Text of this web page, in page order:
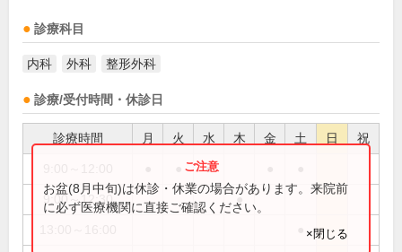
診療科目
内科 外科 整形外科
診療/受付時間・休診日
診療時間 月 火 水 木 金 土 日 祝
●
9:00～12:30 ●
お盆(8月中旬)は休診・休業の場合があります。来院前
に必ず医療機関に直接ご確認ください。
×閉じる